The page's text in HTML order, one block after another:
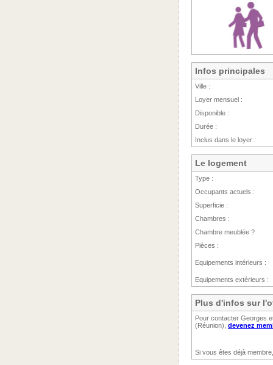
Infos principales
Ville :
Loyer mensuel :
Disponible :
Durée :
Inclus dans le loyer :
Le logement
Type :
Occupants actuels :
Superficie :
Chambres :
Chambre meublée ?
Pièces :
Equipements intérieurs :
Equipements extérieurs :
Plus d'infos sur
Pour contacter Georges
(Réunion), devenez
Si vous êtes déjà